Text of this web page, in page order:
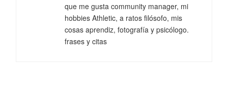
que me gusta community manager, mi
hobbies Athletic, a ratos filósofo, mis
cosas aprendiz, fotografía y psicólogo.
frases y citas